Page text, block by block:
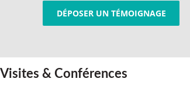
DÉPOSER UN TÉMOIGNAGE
Visites & Conférences